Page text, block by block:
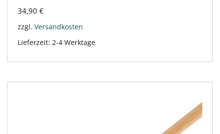
34,90 €
zzgl. Versandkosten
Lieferzeit: 2-4 Werktage